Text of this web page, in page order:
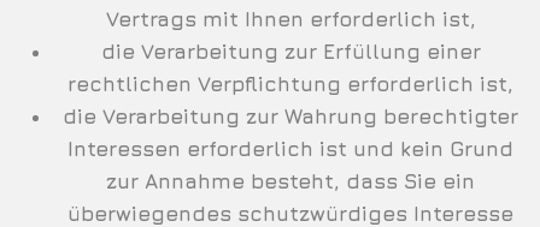
Vertrags mit Ihnen erforderlich ist,
die Verarbeitung zur Erfüllung einer
rechtlichen Verpflichtung erforderlich ist,
die Verarbeitung zur Wahrung berechtigter
Interessen erforderlich ist und kein Grund
zur Annahme besteht, dass Sie ein
überwiegendes schutzwürdiges Interesse